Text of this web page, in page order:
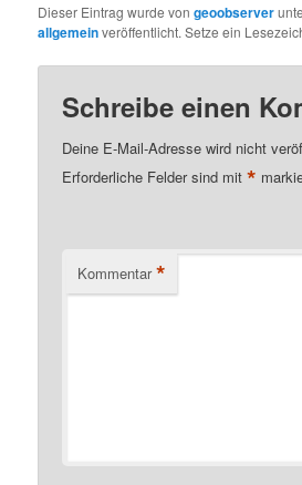
Dieser Eintrag wurde vongeoobserver
allgemeinveröffentlicht. Setze ein
Schreibe einen
Deine E-Mail-Adresse wird nicht
Erforderliche Felder sind mit*
Kommentar *